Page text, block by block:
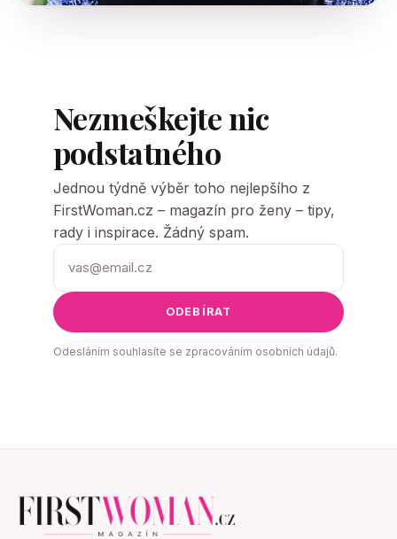
něčím…
Nezmeškejte nic
podstatného
Jednou týdně výběr toho nejlepšího z
FirstWoman.cz – magazín pro ženy – tipy,
rady i inspirace. Žádný spam.
ODEBÍRAT
Odesláním souhlasíte se zpracováním osobních údajů.